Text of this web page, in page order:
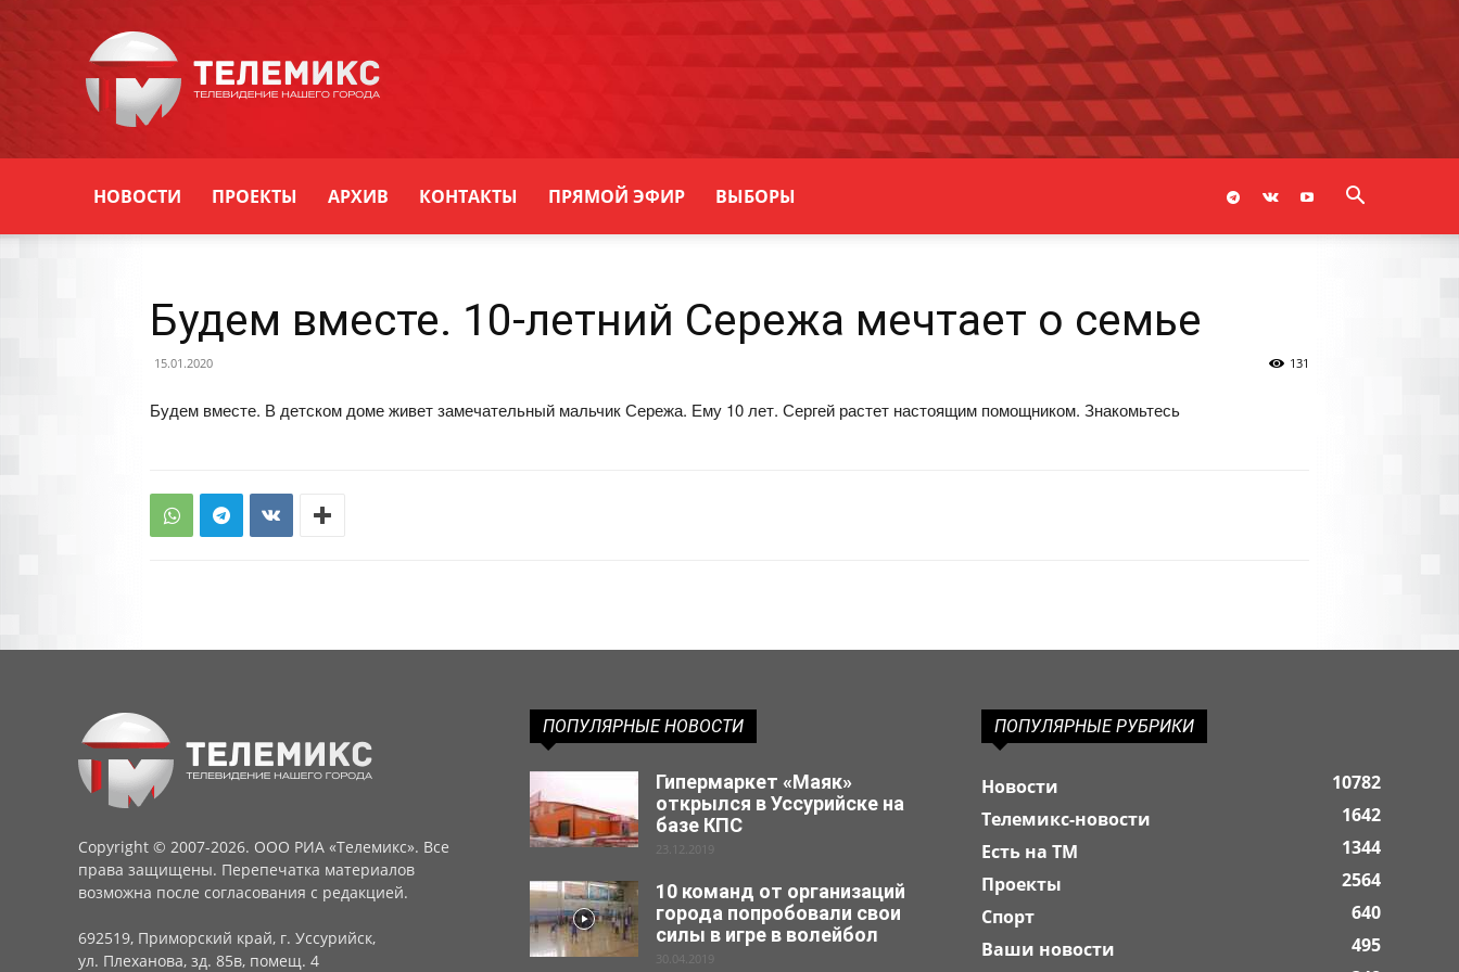
Уссурийска
НОВОСТИ ПРОЕКТЫ АРХИВ КОНТАКТЫ ПРЯМОЙ ЭФИР ВЫБОРЫ
Будем вместе. 10-летний Сережа мечтает о семье
15.01.2020 131
Будем вместе. В детском доме живет замечательный мальчик Сережа. Ему 10 лет. Сергей растет настоящим помощником. Знакомьтесь
Copyright © 2007-2026. ООО РИА «Телемикс». Все
права защищены. Перепечатка материалов
возможна после согласования с редакцией.
692519, Приморский край, г. Уссурийск,
ул. Плеханова, зд. 85в, помещ. 4
ПОПУЛЯРНЫЕ НОВОСТИ
Гипермаркет «Маяк»
открылся в Уссурийске на
базе КПС
23.12.2019
10 команд от организаций
города попробовали свои
силы в игре в волейбол
30.04.2019
ПОПУЛЯРНЫЕ РУБРИКИ
Новости
10782
Телемикс-новости
1642
Есть на ТМ
1344
Проекты
2564
Спорт
640
Ваши новости
495